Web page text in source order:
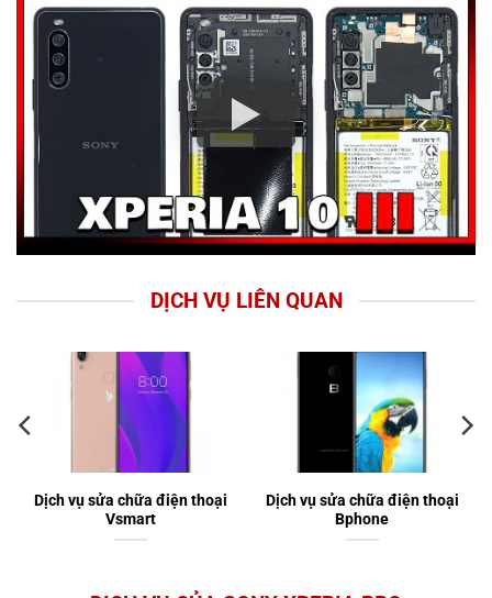
DỊCH VỤ LIÊN QUAN
Dịch vụ sửa chữa điện thoại
Vsmart
Dịch vụ sửa chữa điện thoại
Bphone